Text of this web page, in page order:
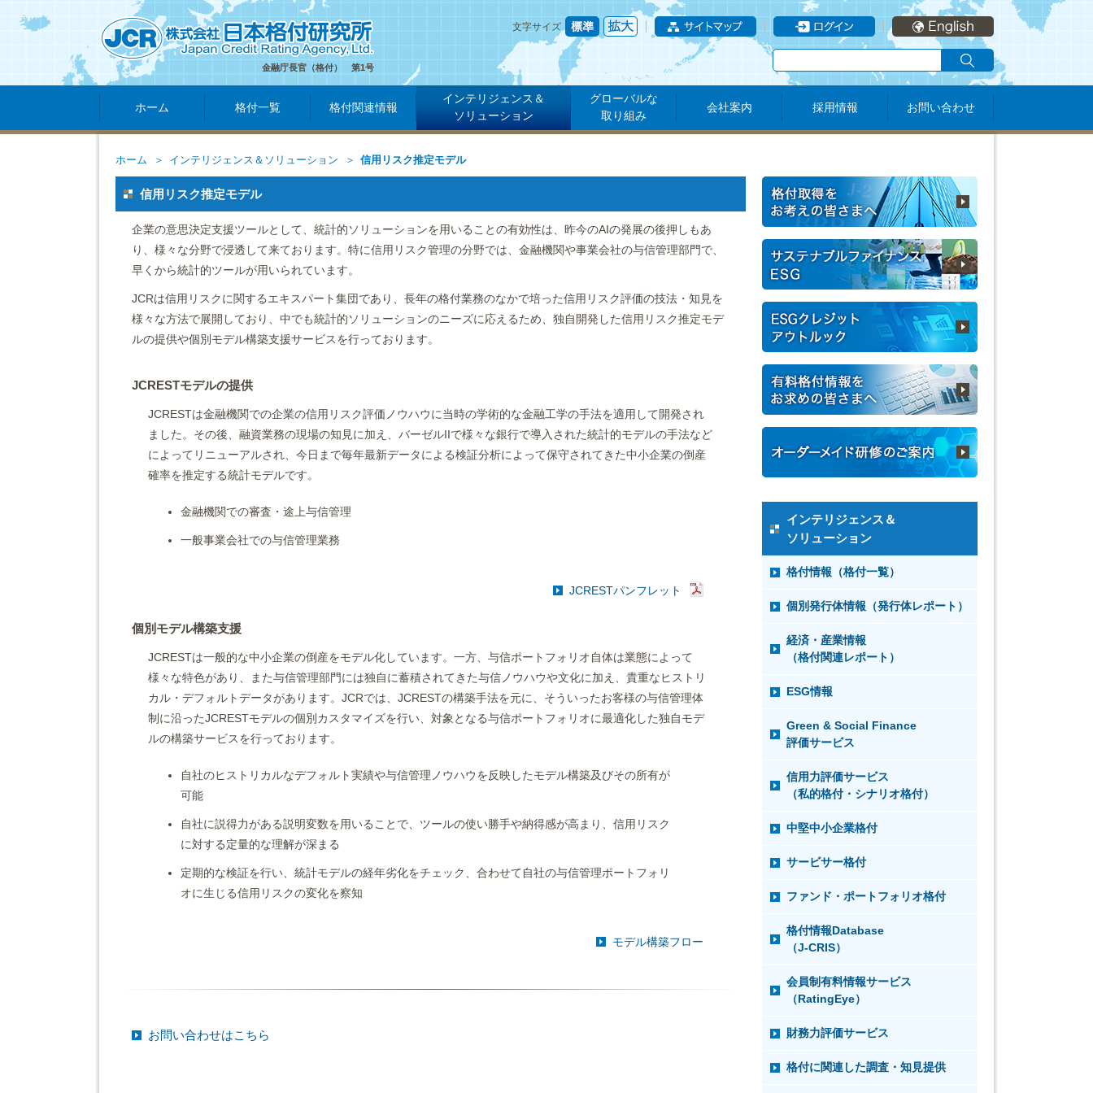
金融庁長官（格付） 第1号
文字サイズ
ホーム 格付一覧 格付関連情報
インテリジェンス＆
ソリューション
グローバルな
取り組み
会社案内 採用情報 お問い合わせ
ホーム インテリジェンス＆ソリューション 信用リスク推定モデル
信用リスク推定モデル
企業の意思決定支援ツールとして、統計的ソリューションを用いることの有効性は、昨今のAIの発展の後押しもあ
り、様々な分野で浸透して来ております。特に信用リスク管理の分野では、金融機関や事業会社の与信管理部門で、
早くから統計的ツールが用いられています。
JCRは信用リスクに関するエキスパート集団であり、長年の格付業務のなかで培った信用リスク評価の技法・知見を
様々な方法で展開しており、中でも統計的ソリューションのニーズに応えるため、独自開発した信用リスク推定モデ
ルの提供や個別モデル構築支援サービスを行っております。
JCRESTモデルの提供
JCRESTは金融機関での企業の信用リスク評価ノウハウに当時の学術的な金融工学の手法を適用して開発され
ました。その後、融資業務の現場の知見に加え、バーゼルIIで様々な銀行で導入された統計的モデルの手法など
によってリニューアルされ、今日まで毎年最新データによる検証分析によって保守されてきた中小企業の倒産
確率を推定する統計モデルです。
金融機関での審査・途上与信管理
一般事業会社での与信管理業務
JCRESTパンフレット
個別モデル構築支援
JCRESTは一般的な中小企業の倒産をモデル化しています。一方、与信ポートフォリオ自体は業態によって
様々な特色があり、また与信管理部門には独自に蓄積されてきた与信ノウハウや文化に加え、貴重なヒストリ
カル・デフォルトデータがあります。JCRでは、JCRESTの構築手法を元に、そういったお客様の与信管理体
制に沿ったJCRESTモデルの個別カスタマイズを行い、対象となる与信ポートフォリオに最適化した独自モデ
ルの構築サービスを行っております。
自社のヒストリカルなデフォルト実績や与信管理ノウハウを反映したモデル構築及びその所有が
可能
自社に説得力がある説明変数を用いることで、ツールの使い勝手や納得感が高まり、信用リスク
に対する定量的な理解が深まる
定期的な検証を行い、統計モデルの経年劣化をチェック、合わせて自社の与信管理ポートフォリ
オに生じる信用リスクの変化を察知
モデル構築フロー
お問い合わせはこちら
インテリジェンス＆
ソリューション
格付情報（格付一覧）
個別発行体情報（発行体レポート）
経済・産業情報
（格付関連レポート）
ESG情報
Green & Social Finance
評価サービス
信用力評価サービス
（私的格付・シナリオ格付）
中堅中小企業格付
サービサー格付
ファンド・ポートフォリオ格付
格付情報Database
（J-CRIS）
会員制有料情報サービス
（RatingEye）
財務力評価サービス
格付に関連した調査・知見提供